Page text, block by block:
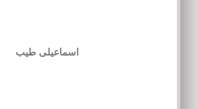
اسماعیلی طیب